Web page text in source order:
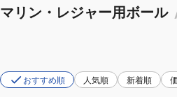
マリン・レジャー用ボール
おすすめ順 人気順 新着順